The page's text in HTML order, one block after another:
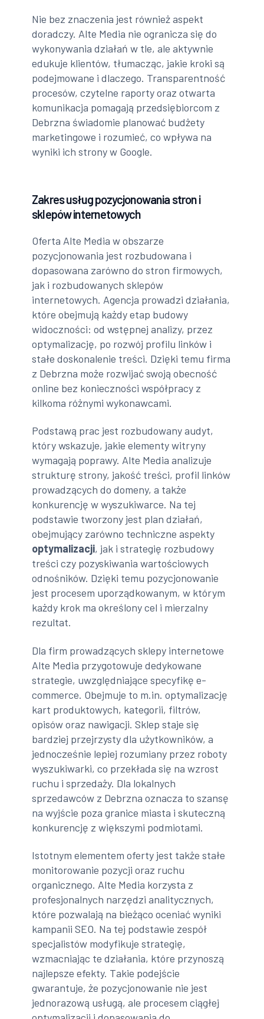
Nie bez znaczenia jest również aspekt
doradczy. Alte Media nie ogranicza się do
wykonywania działań w tle, ale aktywnie
edukuje klientów, tłumacząc, jakie kroki są
podejmowane i dlaczego. Transparentność
procesów, czytelne raporty oraz otwarta
komunikacja pomagają przedsiębiorcom z
Debrzna świadomie planować budżety
marketingowe i rozumieć, co wpływa na
wyniki ich strony w Google.
Zakres usług pozycjonowania stron i
sklepów internetowych
Oferta Alte Media w obszarze
pozycjonowania jest rozbudowana i
dopasowana zarówno do stron firmowych,
jak i rozbudowanych sklepów
internetowych. Agencja prowadzi działania,
które obejmują każdy etap budowy
widoczności: od wstępnej analizy, przez
optymalizację, po rozwój profilu linków i
stałe doskonalenie treści. Dzięki temu firma
z Debrzna może rozwijać swoją obecność
online bez konieczności współpracy z
kilkoma różnymi wykonawcami.
Podstawą prac jest rozbudowany audyt,
który wskazuje, jakie elementy witryny
wymagają poprawy. Alte Media analizuje
strukturę strony, jakość treści, profil linków
prowadzących do domeny, a także
konkurencję w wyszukiwarce. Na tej
podstawie tworzony jest plan działań,
obejmujący zarówno techniczne aspekty
optymalizacji, jak i strategię rozbudowy
treści czy pozyskiwania wartościowych
odnośników. Dzięki temu pozycjonowanie
jest procesem uporządkowanym, w którym
każdy krok ma określony cel i mierzalny
rezultat.
Dla firm prowadzących sklepy internetowe
Alte Media przygotowuje dedykowane
strategie, uwzględniające specyfikę e-
commerce. Obejmuje to m.in. optymalizację
kart produktowych, kategorii, filtrów,
opisów oraz nawigacji. Sklep staje się
bardziej przejrzysty dla użytkowników, a
jednocześnie lepiej rozumiany przez roboty
wyszukiwarki, co przekłada się na wzrost
ruchu i sprzedaży. Dla lokalnych
sprzedawców z Debrzna oznacza to szansę
na wyjście poza granice miasta i skuteczną
konkurencję z większymi podmiotami.
Istotnym elementem oferty jest także stałe
monitorowanie pozycji oraz ruchu
organicznego. Alte Media korzysta z
profesjonalnych narzędzi analitycznych,
które pozwalają na bieżąco oceniać wyniki
kampanii SEO. Na tej podstawie zespół
specjalistów modyfikuje strategię,
wzmacniając te działania, które przynoszą
najlepsze efekty. Takie podejście
gwarantuje, że pozycjonowanie nie jest
jednorazową usługą, ale procesem ciągłej